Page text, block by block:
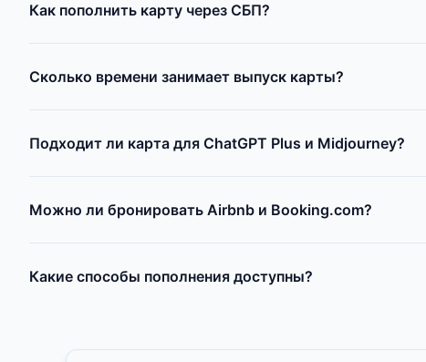
Как пополнить карту через СБП?
Сколько времени занимает выпуск карты?
Подходит ли карта для ChatGPT Plus и Midjourney?
Можно ли бронировать Airbnb и Booking.com?
Какие способы пополнения доступны?